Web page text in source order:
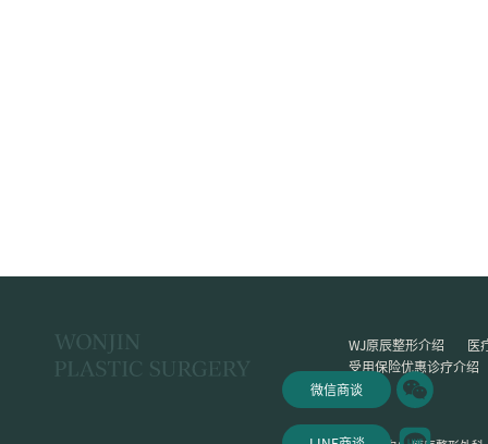
微信商谈
WJ原辰整形介绍
医
受用保险优惠诊疗介绍